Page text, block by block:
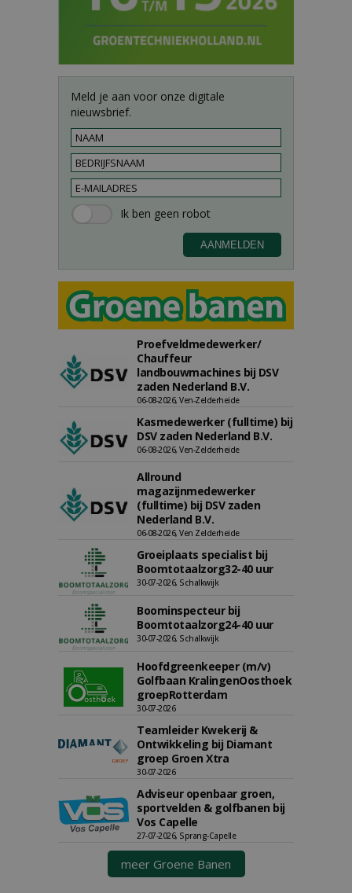
Meld je aan voor onze digitale
nieuwsbrief.
Proefveldmedewerker/
Chauffeur
landbouwmachines bij DSV
zaden Nederland B.V.
06-08-2026, Ven-Zelderheide
Kasmedewerker (fulltime) bij
DSV zaden Nederland B.V.
06-08-2026, Ven-Zelderheide
Allround
magazijnmedewerker
(fulltime) bij DSV zaden
Nederland B.V.
06-08-2026, Ven Zelderheide
Groeiplaats specialist bij
Boomtotaalzorg32-40 uur
30-07-2026, Schalkwijk
Boominspecteur bij
Boomtotaalzorg24-40 uur
30-07-2026, Schalkwijk
Hoofdgreenkeeper (m/v)
Golfbaan KralingenOosthoek
groepRotterdam
30-07-2026
Teamleider Kwekerij &
Ontwikkeling bij Diamant
groep Groen Xtra
30-07-2026
Adviseur openbaar groen,
sportvelden & golfbanen bij
Vos Capelle
27-07-2026, Sprang-Capelle
meer Groene Banen